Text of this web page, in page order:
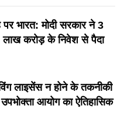
भारत: मोदी सरकार ने 3
लाख करोड़ के निवेश से पैदा
लाइसेंस न होने के तकनीकी
आयोग का ऐतिहासिक